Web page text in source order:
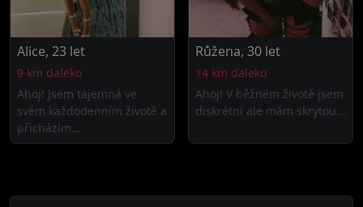
Alice, 23 let
9 km daleko
Ahoj! Jsem tajemná ve
svém každodenním životě a
přicházím...
Růžena, 30 let
14 km daleko
Ahoj! V běžném životě jsem
diskrétní ale mám skrytou...